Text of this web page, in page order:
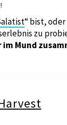
“ bist,
zu
im Mund